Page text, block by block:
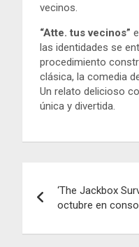
vecinos.
“Atte. tus vecinos”
las identidades se
procedimiento
clásica, la comedia
Un relato delicioso
única y divertida.
de
entradas
‘The Jackbox
octubre en